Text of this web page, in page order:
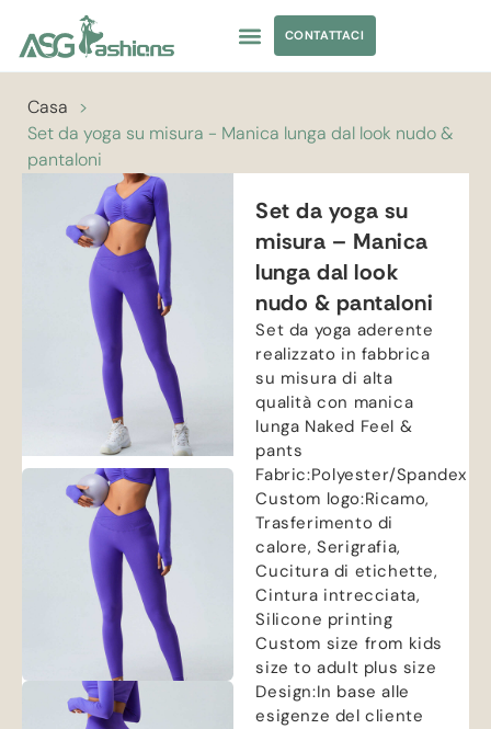
CONTATTACI
Casa >
Set da yoga su misura - Manica lunga dal look nudo &
pantaloni
Set da yoga su
misura – Manica
lunga dal look
nudo & pantaloni
Set da yoga aderente
realizzato in fabbrica
su misura di alta
qualità con manica
lunga Naked Feel &
pants
Fabric:Polyester/Spandex
Custom logo:Ricamo,
Trasferimento di
calore, Serigrafia,
Cucitura di etichette,
Cintura intrecciata,
Silicone printing
Custom size from kids
size to adult plus size
Design:In base alle
esigenze del cliente